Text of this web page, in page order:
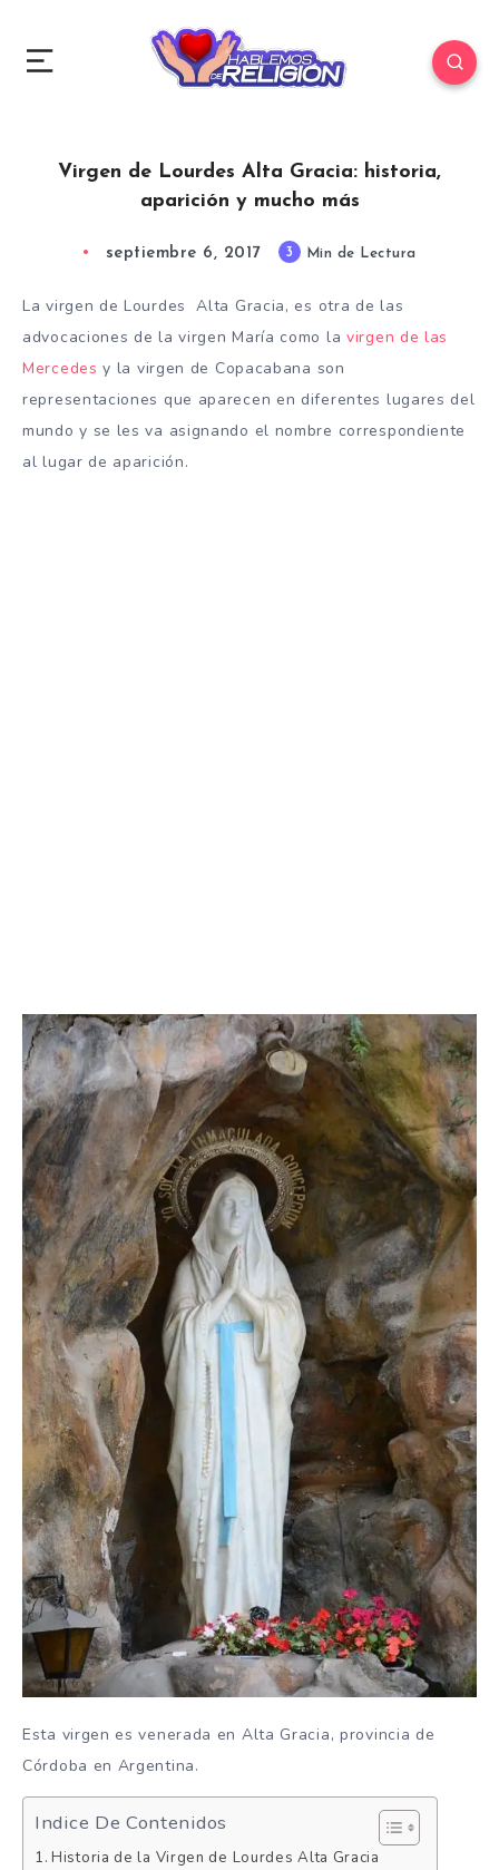
Virgen de Lourdes Alta Gracia: historia,
aparición y mucho más
septiembre 6, 2017 3 Min de Lectura
La virgen de Lourdes Alta Gracia, es otra de las
advocaciones de la virgen María como la virgen de las
Mercedes y la virgen de Copacabana son
representaciones que aparecen en diferentes lugares del
mundo y se les va asignando el nombre correspondiente
al lugar de aparición.
Esta virgen es venerada en Alta Gracia, provincia de
Córdoba en Argentina.
Indice De Contenidos
Historia de la Virgen de Lourdes Alta Gracia